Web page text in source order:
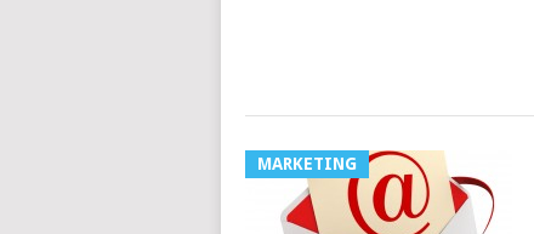
MARKETING